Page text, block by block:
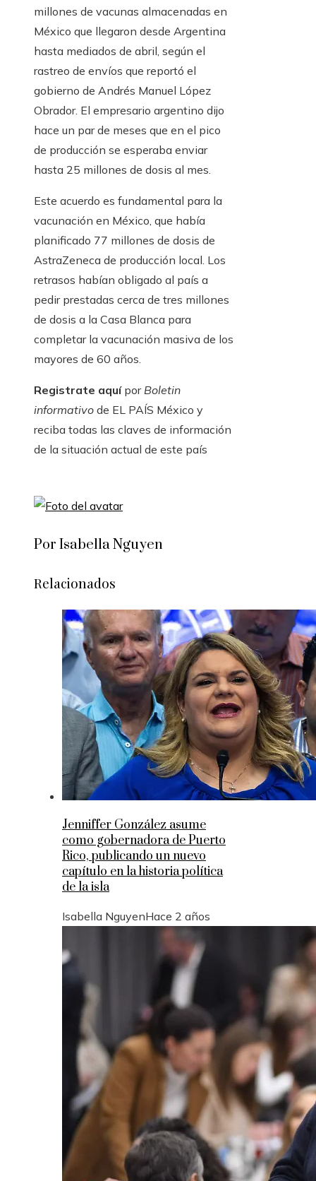
millones de vacunas almacenadas en
México que llegaron desde Argentina
hasta mediados de abril, según el
rastreo de envíos que reportó el
gobierno de Andrés Manuel López
Obrador. El empresario argentino dijo
hace un par de meses que en el pico
de producción se esperaba enviar
hasta 25 millones de dosis al mes.
Este acuerdo es fundamental para la
vacunación en México, que había
planificado 77 millones de dosis de
AstraZeneca de producción local. Los
retrasos habían obligado al país a
pedir prestadas cerca de tres millones
de dosis a la Casa Blanca para
completar la vacunación masiva de los
mayores de 60 años.
Registrate aquí porBoletin
informativo de EL PAÍS México y
reciba todas las claves de información
de la situación actual de este país
Por Isabella Nguyen
Relacionados
Jenniffer González asume
como gobernadora de Puerto
Rico, publicando un nuevo
capítulo en la historia política
de la isla
Isabella NguyenHace 2 años